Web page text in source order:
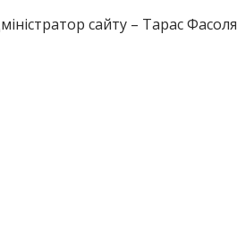
сайту – Тарас Фасоля